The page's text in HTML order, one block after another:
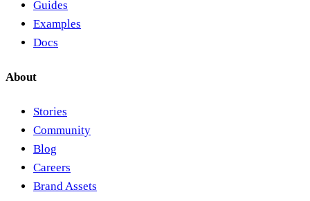
Guides
Examples
Docs
About
Stories
Community
Blog
Careers
Brand Assets